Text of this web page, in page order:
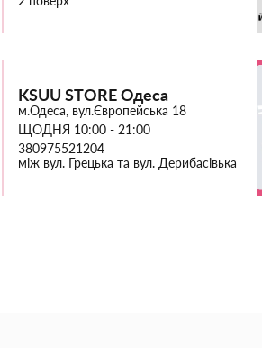
KSUU STORE Одеса
м.Одеса, вул.Європейська 18
ЩОДНЯ 10:00 - 21:00
380975521204
між вул. Грецька та вул. Дерибасівька